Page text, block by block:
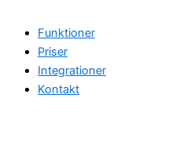
Funktioner
Priser
Integrationer
Kontakt